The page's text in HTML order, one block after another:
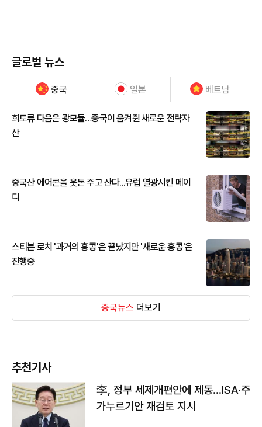
글로벌 뉴스
중국 일본 베트남
희토류 다음은 광모듈…중국이 움켜쥔 새로운 전략자
산
중국산 에어콘을 웃돈 주고 산다...유럽 열광시킨 메이
디
스티븐 로치 '과거의 홍콩'은 끝났지만 '새로운 홍콩'은
진행중
중국뉴스 더보기
추천기사
李, 정부 세제개편안에 제동…ISA·주
가누르기안 재검토 지시